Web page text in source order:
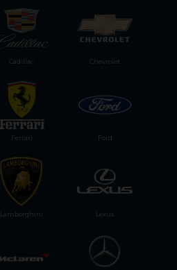
Ford
Lexus
Lamborghini
Ferrari
Chevrolet
Cadillac